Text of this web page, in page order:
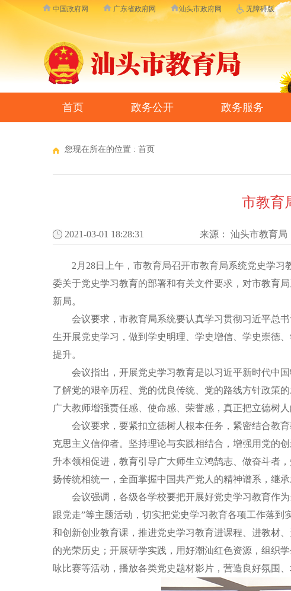
中国政府网 广东省政府网 汕头市政府网 无障碍版
首页 政务公开 政务服务
您现在所在的位置 : 首页
市教育
2021-03-01 18:28:31 来源： 汕头市教育局
2月28日上午，市教育局召开市教育局系统党史学习
委关于党史学习教育的部署和有关文件要求，对市教育
新局。
会议要求，市教育局系统要认真学习贯彻习近平总书
生开展党史学习，做到学史明理、学史增信、学史崇德
提升。
会议指出，开展党史学习教育是以习近平新时代中国
了解党的艰辛历程、党的优良传统、党的路线方针政策
广大教师增强责任感、使命感、荣誉感，真正把立德树
会议要求，要紧扣立德树人根本任务，紧密结合教育
克思主义信仰者。坚持理论与实践相结合，增强用党的
升本领相促进，教育引导广大师生立鸿鹄志、做奋斗者
扬传统相统一，全面掌握中国共产党人的精神谱系，继
会议强调，各级各学校要把开展好党史学习教育作为
跟党走”等主题活动，切实把党史学习教育各项工作落
和创新创业教育课，推进党史学习教育进课程、进教材
的光荣历史；开展研学实践，用好潮汕红色资源，组织
咏比赛等活动，播放各类党史题材影片，营造良好氛围